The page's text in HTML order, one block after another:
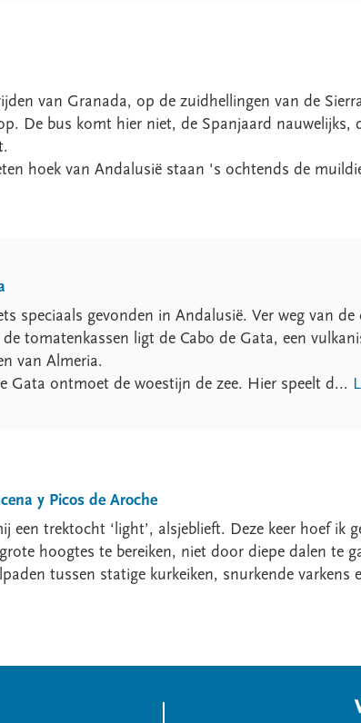
van Granada, op de zuidhellingen van de
De bus komt hier niet, de Spanjaard nauwelijks,
hoek van Andalusië staan 's ochtends de
speciaals gevonden in Andalusië. Ver weg van
tomatenkassen ligt de Cabo de Gata, een
van Almeria.
Gata ontmoet de woestijn de zee. Hier speelt d...
y Picos de Aroche
een trektocht ‘light’, alsjeblieft. Deze keer hoef ik
hoogtes te bereiken, niet door diepe dalen te
tussen statige kurkeiken, snurkende varkens